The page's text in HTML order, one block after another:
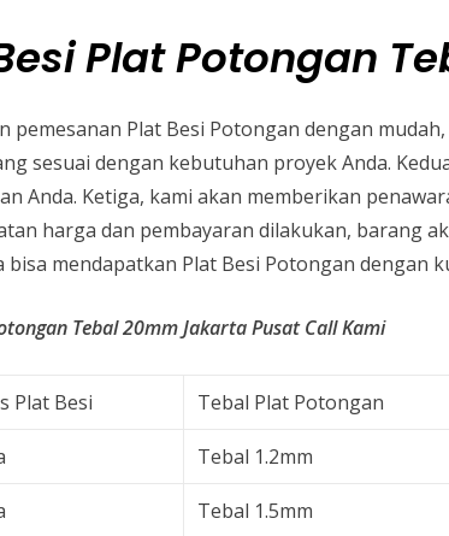
Plat Potongan
pemesanan Plat Besi Potongan dengan
sesuai dengan kebutuhan proyek Anda.
Anda. Ketiga, kami akan memberikan
harga dan pembayaran dilakukan, barang
bisa mendapatkan Plat Besi Potongan dengan
Tebal 20mm Jakarta Pusat Call Kami
Plat Besi Tebal Plat Potongan
Tebal 1.2mm
Tebal 1.5mm